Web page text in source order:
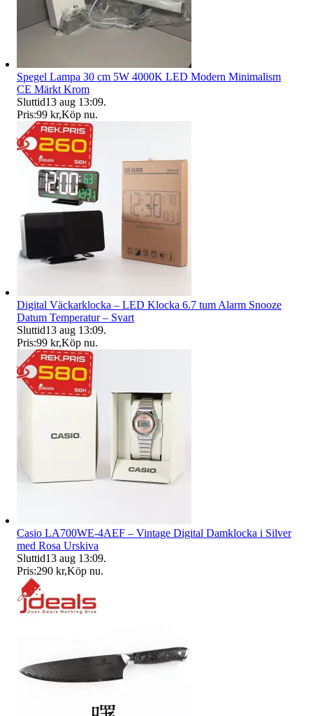
Spegel Lampa 30 cm 5W 4000K LED Modern Minimalism
CE Märkt Krom
Sluttid13 aug 13:09.
Pris:99 kr,Köp nu.
Digital Väckarklocka – LED Klocka 6.7 tum Alarm Snooze
Datum Temperatur – Svart
Sluttid13 aug 13:09.
Pris:99 kr,Köp nu.
Casio LA700WE-4AEF – Vintage Digital Damklocka i Silver
med Rosa Urskiva
Sluttid13 aug 13:09.
Pris:290 kr,Köp nu.